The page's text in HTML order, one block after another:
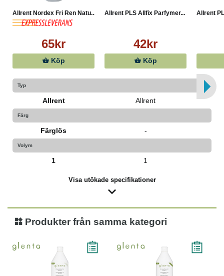
Allrent Nordex Fri Ren Natu...
65kr
Köp
Allrent PLS Allfix Parfymer...
42kr
Köp
Allrent
Typ
Allrent Allrent
Färg
Färglös -
Volym
1 1
Visa utökade specifikationer
Produkter från samma kategori